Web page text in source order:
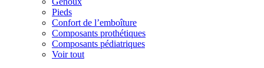
Pieds
Confort de l’emboîture
Composants prothétiques
Composants pédiatriques
Voir tout